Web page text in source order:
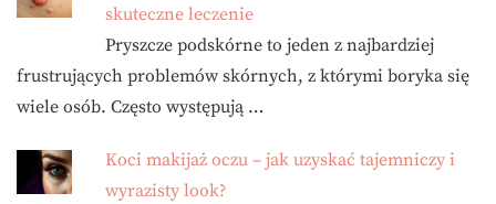
skuteczne leczenie
Pryszcze podskórne to jeden z najbardziej
frustrujących problemów skórnych, z którymi boryka się
wiele osób. Często występują …
Koci makijaż oczu – jak uzyskać tajemniczy i
wyrazisty look?